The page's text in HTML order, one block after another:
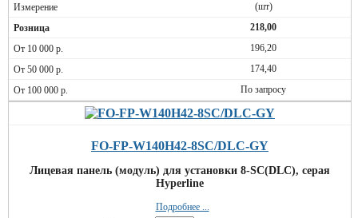
(шт)
218,00
196,20
174,40
По запросу
FO-FP-W140H42-8SC/DLC-GY
Лицевая панель (модуль) для установки 8-SC(DLC), серая
Hyperline
Подробнее ...